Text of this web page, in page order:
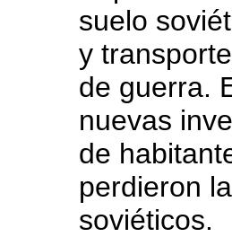
suelo
y
de guerra.
nuevas
de
perdieron
soviéticos.